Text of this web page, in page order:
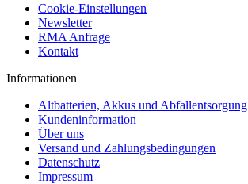
Cookie-Einstellungen
Newsletter
RMA Anfrage
Kontakt
Informationen
Altbatterien, Akkus und Abfallentsorgung
Kundeninformation
Über uns
Versand und Zahlungsbedingungen
Datenschutz
Impressum